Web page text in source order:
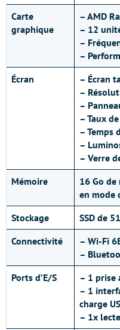
Carte
graphique
– AMD
– 12
–
–
Écran
– Écran
–
–
– Taux
– Temps
–
– Verre
Mémoire
16 Go
en mode
Stockage
SSD de
Connectivité
– Wi-Fi
–
Ports d’E/S
– 1 prise
– 1
charge
– 1x